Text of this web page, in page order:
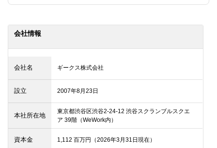
わせたチーム体制により、単なる人材マッチングを越え、日
会社情報
会社名 ギークス株式会社
設立 2007年8月23日
本社所在地
東京都渋谷区渋谷2-24-12 渋谷スクランブルスクエ
ア 39階（WeWork内）
資本金 1,112 百万円（2026年3月31日現在）